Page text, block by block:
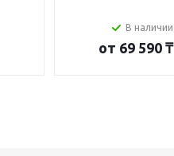
В наличии
от 69 590 ₸